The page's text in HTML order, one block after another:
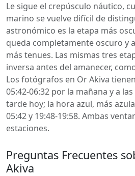
Le sigue el crepúsculo náutico,
marino se vuelve difícil de
astronómico es la etapa más
queda completamente oscuro y
más tenues. Las mismas tres
inversa antes del amanecer,
Los fotógrafos en Or Akiva
05:42-06:32 por la mañana y a
tarde hoy; la hora azul, más
05:42 y 19:48-19:58. Ambas
estaciones.
Preguntas Frecuentes
Akiva